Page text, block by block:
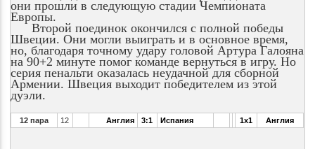
они прошли в следующую стадии Чемпионата
Европы.
Второй поединок окончился с полной победы
Швеции. Они могли выиграть и в основное время,
но, благодаря точному удару головой Артура Галояна
на 90+2 минуте помог команде вернуться в игру. Но
серия пенальти оказалась неудачной для сборной
Армении. Швеция выходит победителем из этой
дуэли.
12 пара 12 Англия 3:1 Испания 1x1 Англия